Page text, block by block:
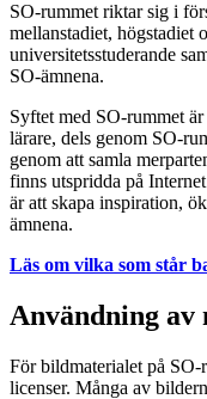
SO-rummet riktar sig i
mellanstadiet, högstadiet
universitetsstuderande
SO-ämnena.
Syftet med SO-rummet
lärare, dels genom SO-
genom att samla
finns utspridda på
är att skapa inspiration,
ämnena.
Läs om vilka som står
Användning av
För bildmaterialet på
licenser. Många av